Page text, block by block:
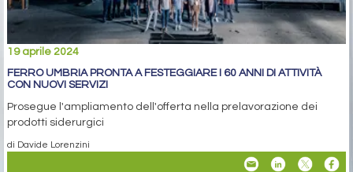
19 aprile 2024
FERRO UMBRIA PRONTA A FESTEGGIARE I 60 ANNI DI ATTIVITÀ
CON NUOVI SERVIZI
Prosegue l'ampliamento dell'offerta nella prelavorazione dei
prodotti siderurgici
di Davide Lorenzini